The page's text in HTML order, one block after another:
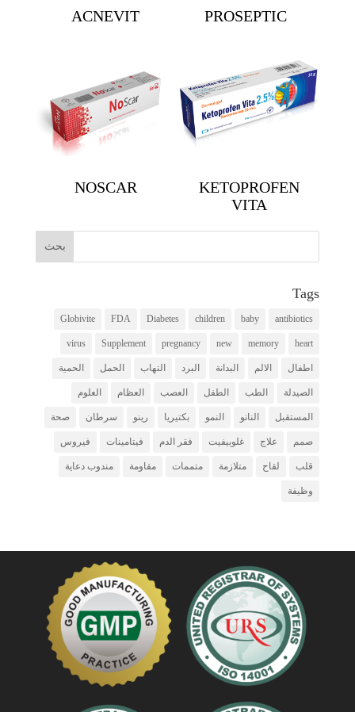
ACNEVIT PROSEPTIC
NOSCAR
KETOPROFEN
VITA
Tags
antibiotics
baby
children
Diabetes
FDA
Globivite
heart
memory
new
pregnancy
Supplement
virus
اطفال الالم البدانة البرد التهاب الحمل الحمية
الصيدلة الطب الطفل العصب العظام العلوم
المستقبل النانو النمو بكتيريا رينو سرطان صحة
صمم علاج غلوبيفيت فقر الدم فيتامينات فيروس
قلب لقاح متلازمة متممات مقاومة مندوب دعاية
وظيفة